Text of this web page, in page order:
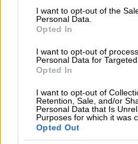
consent section.
I want to opt-out of the
Personal Data.
Opted In
I want to opt-out of
Personal Data for Targeted
Opted In
I want to opt-out of
Retention, Sale, and/or
Personal Data that Is
Purposes for which it was
Opted Out
Ελλάδα|24.01.2024 22:43
Μεγάλες
μέτωπο στη Νάξο -
εκρήξεις